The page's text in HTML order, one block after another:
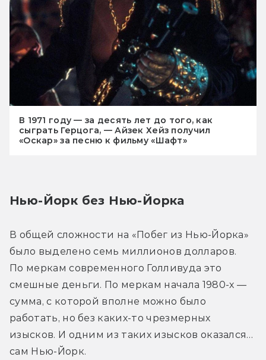
В 1971 году — за десять лет до того, как
сыграть Герцога, — Айзек Хейз получил
«Оскар» за песню к фильму «Шафт»
Нью-Йорк без Нью-Йорка
В общей сложности на «Побег из Нью-Йорка»
было выделено семь миллионов долларов.
По меркам современного Голливуда это
смешные деньги. По меркам начала 1980-х —
сумма, с которой вполне можно было
работать, но без каких-то чрезмерных
изысков. И одним из таких изысков оказался…
сам Нью-Йорк.